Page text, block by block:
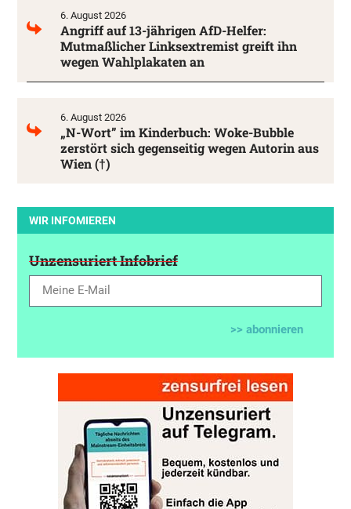
6. August 2026
Angriff auf 13-jährigen AfD-Helfer:
Mutmaßlicher Linksextremist greift ihn
wegen Wahlplakaten an
6. August 2026
„N-Wort” im Kinderbuch: Woke-Bubble
zerstört sich gegenseitig wegen Autorin aus
Wien (†)
WIR INFOMIEREN
Unzensuriert Infobrief
>> abonnieren